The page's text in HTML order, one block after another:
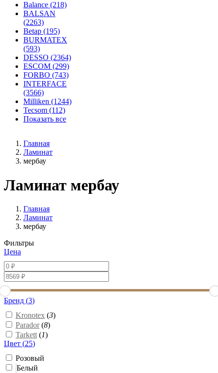
Balance (218)
BALSAN
(2263)
Betap (195)
BURMATEX
(593)
DESSO (2364)
ESCOM (299)
FORBO (743)
INTERFACE
(3566)
Milliken (1244)
Tecsom (112)
Показать все
Главная
Ламинат
мербау
Ламинат мербау
Главная
Ламинат
мербау
Фильтры
Цена
Бренд (3)
Kronotex (3)
Parador(8)
Tarkett (1)
Цвет (25)
Розовый
Белый